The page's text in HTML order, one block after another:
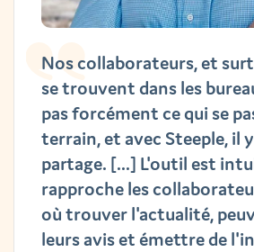
Nos collaborateurs, et
se trouvent dans les
pas forcément ce qui se
terrain, et avec Steeple, il
partage. [...] L'outil est
rapproche les
où trouver l'actualité,
leurs avis et émettre de